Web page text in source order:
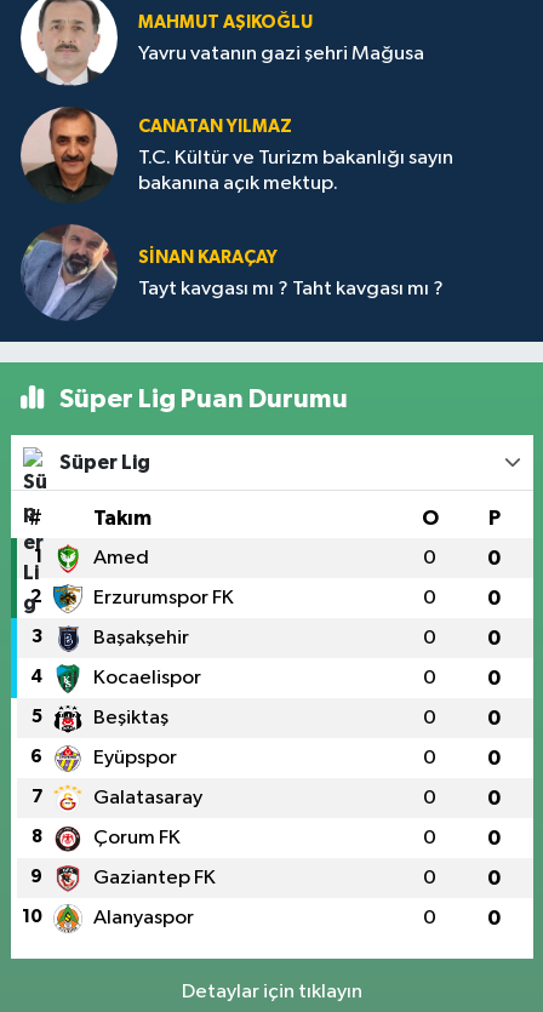
MAHMUT AŞIKOĞLU
Yavru vatanın gazi şehri Mağusa
CANATAN YILMAZ
T.C. Kültür ve Turizm bakanlığı sayın
bakanına açık mektup.
SİNAN KARAÇAY
Tayt kavgası mı ? Taht kavgası mı ?
Süper Lig Puan Durumu
Süper Lig
# Takım O P
1 Amed 0 0
2 Erzurumspor FK 0 0
3 Başakşehir 0 0
4 Kocaelispor 0 0
5 Beşiktaş 0 0
6 Eyüpspor 0 0
7 Galatasaray 0 0
8 Çorum FK 0 0
9 Gaziantep FK 0 0
10 Alanyaspor 0 0
Detaylar için tıklayın